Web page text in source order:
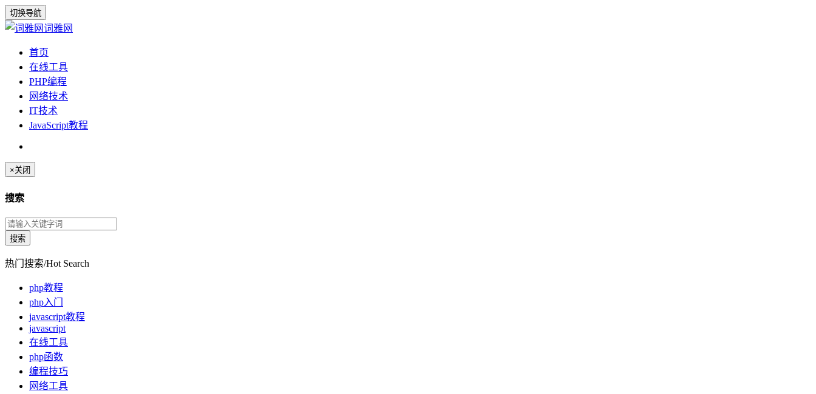
切换导航
词雅网
首页
在线工具
PHP编程
网络技术
IT技术
JavaScript教程
×关闭
搜索
热门搜索/Hot Search
php教程
php入门
javascript教程
javascript
在线工具
php函数
编程技巧
网络工具